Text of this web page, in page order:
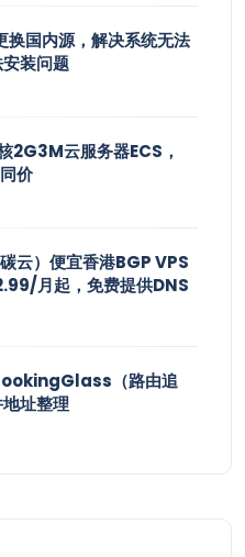
国内源，解决系统无法
装问题
2G3M云服务器ECS，
价
）便宜香港BGP VPS
月起，免费提供DNS
（路由追
址整理